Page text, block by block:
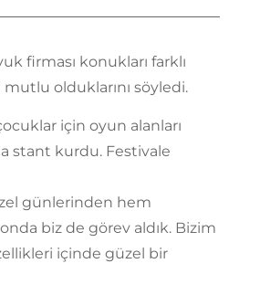
firması konukları farklı
olduklarını söyledi.
için oyun alanları
stant kurdu. Festivale
günlerinden hem
biz de görev aldık. Bizim
içinde güzel bir